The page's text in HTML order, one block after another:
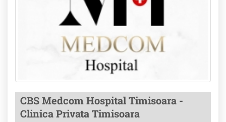
CBS Medcom Hospital Timisoara -
Clinica Privata Timisoara